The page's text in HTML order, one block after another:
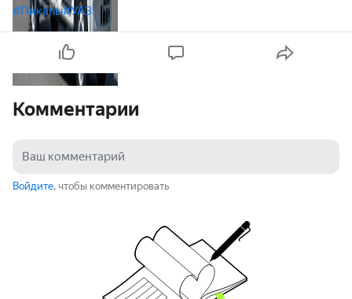
#Пикапы#УАЗ
Комментарии
Войдите, чтобы комментировать